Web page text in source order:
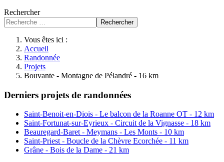
Rechercher
Rechercher
Vous êtes ici :
Accueil
Randonnée
Projets
Bouvante - Montagne de Pélandré - 16 km
Derniers projets de randonnées
Saint-Benoit-en-Diois - Le balcon de la Roanne OT - 12 km
Saint-Fortunat-sur-Eyrieux - Circuit de la Vignasse - 18 km
Beauregard-Baret - Meymans - Les Monts - 10 km
Saint-Priest - Boucle de la Chèvre Ecorchée - 11 km
Grâne - Bois de la Dame - 21 km